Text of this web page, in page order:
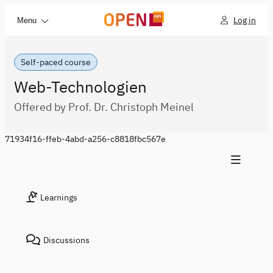
Menu Log in
Self-paced course
Web-Technologien
Offered by Prof. Dr. Christoph Meinel
71934f16-ffeb-4abd-a256-c8818fbc567e
Learnings
Discussions